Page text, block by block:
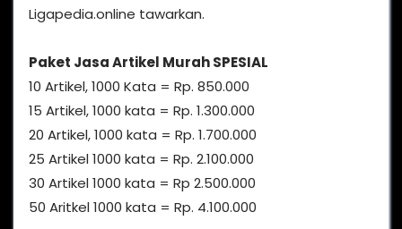
Ligapedia.online tawarkan.
Paket Jasa Artikel Murah SPESIAL
10 Artikel, 1000 Kata = Rp. 850.000
15 Artikel, 1000 kata = Rp. 1.300.000
20 Artikel, 1000 kata = Rp. 1.700.000
25 Artikel 1000 kata = Rp. 2.100.000
30 Artikel 1000 kata = Rp 2.500.000
50 Aritkel 1000 kata = Rp. 4.100.000